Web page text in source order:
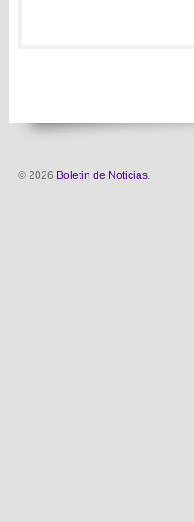
© 2026 Boletin de Noticias.